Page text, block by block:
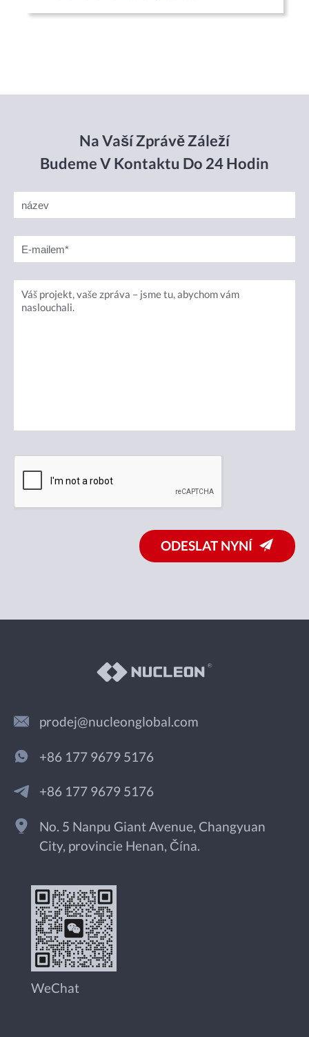
Na Vaší Zprávě Záleží
Budeme V Kontaktu Do 24 Hodin
ODESLAT NYNÍ
prodej@nucleonglobal.com
+86 177 9679 5176
+86 177 9679 5176
No. 5 Nanpu Giant Avenue, Changyuan
City, provincie Henan, Čína.
WeChat